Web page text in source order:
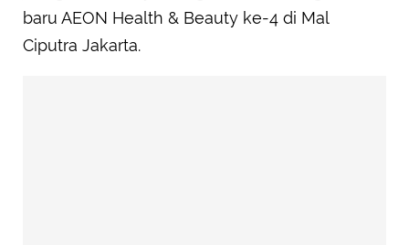
baru AEON Health & Beauty ke-4 di Mal
Ciputra Jakarta.